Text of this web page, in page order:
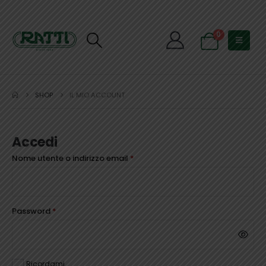
0
SHOP IL MIO ACCOUNT
Accedi
Nome utente o indirizzo email *
Password *
Ricordami